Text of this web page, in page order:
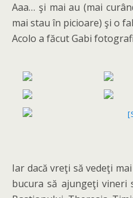
Aaa… şi mai au (mai
mai stau în picioare) şi o
Acolo a făcut Gabi
Iar dacă vreţi să vedeţi
bucura să ajungeţi vineri